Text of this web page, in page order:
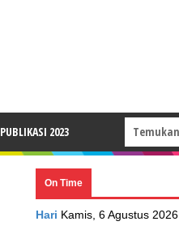
PUBLIKASI 2023
On Time
Hari Kamis, 6 Agustus 2026